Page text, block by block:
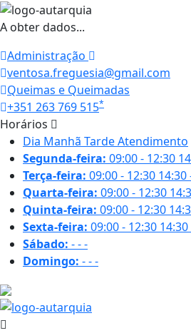
A obter dados...
Administração
ventosa.freguesia@gmail.com
Queimas e Queimadas
+351 263 769 515*
Horários
Dia Manhã TardeAtendimento
Segunda-feira: 09:00 - 12:30
Terça-feira: 09:00 - 12:30 14:30
Quarta-feira: 09:00 - 12:30
Quinta-feira: 09:00 - 12:30
Sexta-feira: 09:00 - 12:30
Sábado: ---
Domingo: ---